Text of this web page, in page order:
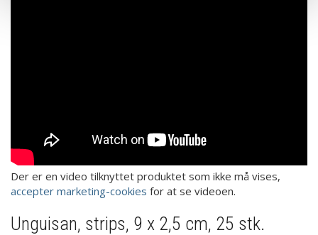
Der er en video tilknyttet produktet som ikke må vises,
accepter marketing-cookies for at se videoen.
Unguisan, strips, 9 x 2,5 cm, 25 stk.